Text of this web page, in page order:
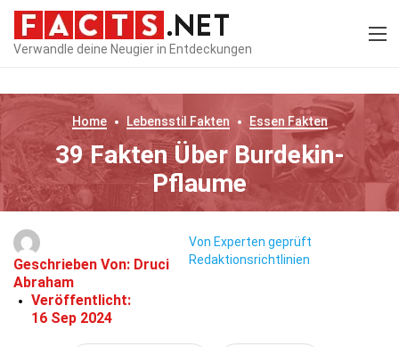
Verwandle deine Neugier in Entdeckungen
Home Lebensstil Fakten Essen Fakten
39 Fakten Über Burdekin-
Pflaume
Geschrieben Von: Druci
Abraham
Veröffentlicht:
16 Sep 2024
Von Experten geprüft
Redaktionsrichtlinien